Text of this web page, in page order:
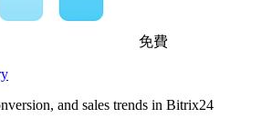
免費
and sales trends in Bitrix24